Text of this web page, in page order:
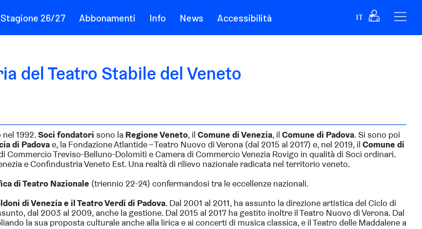
Stagione 26/27 Abbonamenti Info News Accessibilità IT
del Teatro Stabile del Veneto
1992.Soci fondatori sono la Regione Veneto, il Comune di Venezia, il Comune di Padova. Si sono poi
di Padovae, la Fondazione Atlantide – Teatro Nuovo di Verona (dal 2015 al 2017) e, nel 2019, il Comune di
Commercio Treviso-Belluno-Dolomiti e Camera di Commercio Venezia Rovigo in qualità di Soci ordinari.
e Confindustria Veneto Est. Una realtà di rilievo nazionale radicata nel territorio veneto.
di Teatro Nazionale (triennio 22-24) confermandosi tra le eccellenze nazionali.
di Venezia e il Teatro Verdi di Padova. Dal 2001 al 2011, ha assunto la direzione artistica del Ciclo di
dal 2003 al 2009, anche la gestione. Dal 2015 al 2017 ha gestito inoltre il Teatro Nuovo di Verona. Dal
la sua proposta culturale anche alla lirica e ai concerti di musica classica, e il Teatro delle Maddalene a